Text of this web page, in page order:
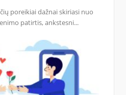
poreikiai dažnai skiriasi nuo
patirtis, ankstesni...